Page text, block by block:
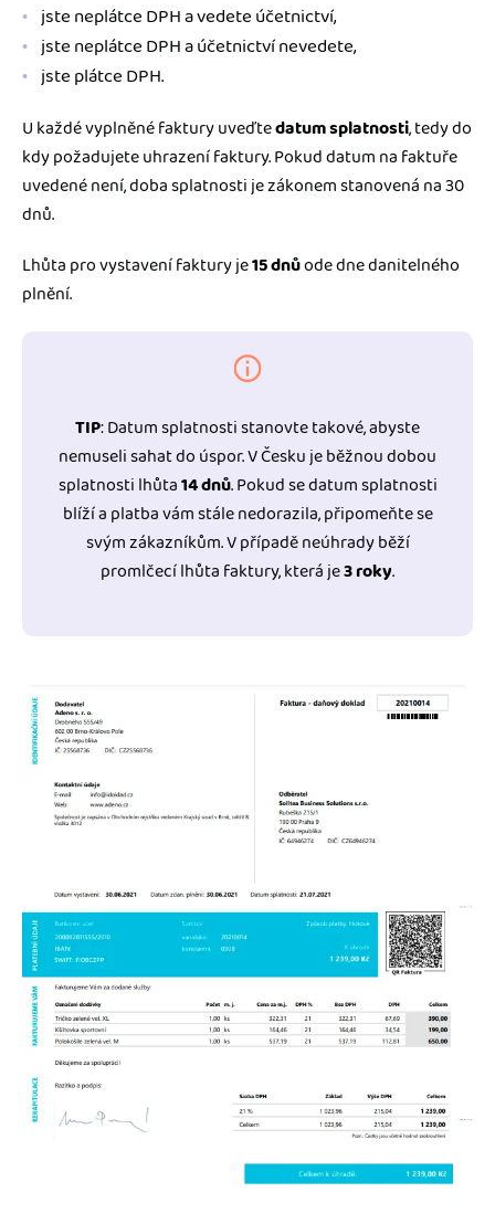
jste neplátce DPH a vedete účetnictví,
jste neplátce DPH a účetnictví nevedete,
jste plátce DPH.
U každé vyplněné faktury uveďtedatum splatnosti, tedy do
kdy požadujete uhrazení faktury. Pokud datum na faktuře
uvedené není, doba splatnosti je zákonem stanovená na 30
dnů.
Lhůta pro vystavení faktury je15 dnůode dne danitelného
plnění.
TIP: Datum splatnosti stanovte takové, abyste
nemuseli sahat do úspor. V Česku je běžnou dobou
splatnosti lhůta14 dnů. Pokud se datum splatnosti
blíží a platba vám stále nedorazila, připomeňte se
svým zákazníkům. V případě neúhrady běží
promlčecí lhůta faktury, která je3 roky.